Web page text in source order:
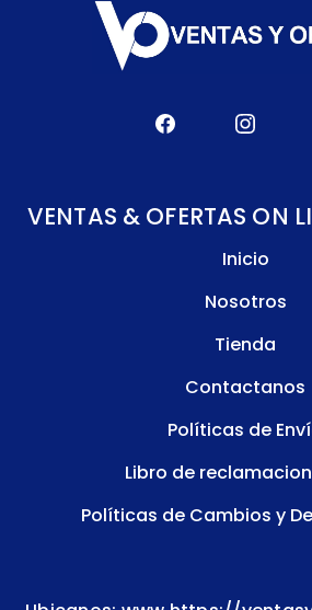
VENTAS & OFERTAS ON
Inicio
Nosotros
Tienda
Contactanos
Políticas de
Libro de
Políticas de Cambios y